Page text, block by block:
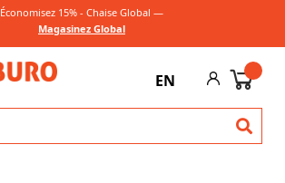
Économisez 15% - Chaise Global —
Magasinez Global
EN